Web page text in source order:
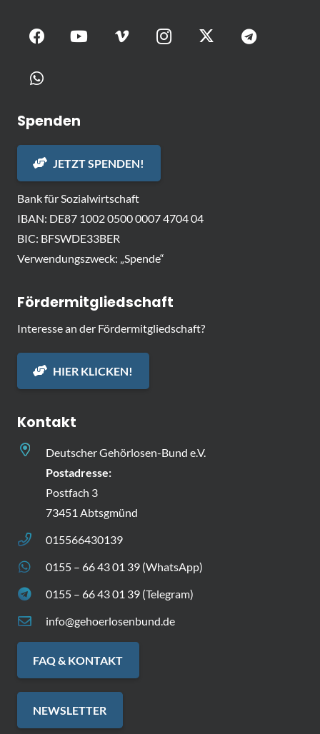
Spenden
JETZT SPENDEN!
Bank für Sozialwirtschaft
IBAN: DE87 1002 0500 0007 4704 04
BIC: BFSWDE33BER
Verwendungszweck: „Spende“
Fördermitgliedschaft
Interesse an der Fördermitgliedschaft?
HIER KLICKEN!
Kontakt
Deutscher Gehörlosen-Bund e.V.
Postadresse:
Postfach 3
73451 Abtsgmünd
015566430139
0155 – 66 43 01 39 (WhatsApp)
0155 – 66 43 01 39 (Telegram)
info@gehoerlosenbund.de
FAQ & KONTAKT
NEWSLETTER